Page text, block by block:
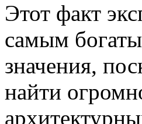
Этот факт
самым
значения,
найти